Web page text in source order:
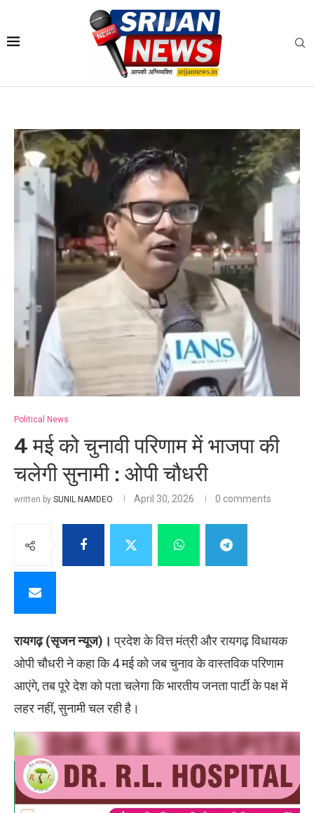
Political News
4 मई को चुनावी परिणाम में भाजपा की
चलेगी सुनामी : ओपी चौधरी
written by SUNIL NAMDEO April 30, 2026 0 comments
रायगढ़ (सृजन न्यूज)। प्रदेश के वित्त मंत्री और रायगढ़ विधायक
ओपी चौधरी ने कहा कि 4 मई को जब चुनाव के वास्तविक परिणाम
आएंगे, तब पूरे देश को पता चलेगा कि भारतीय जनता पार्टी के पक्ष में
लहर नहीं, सुनामी चल रही है।